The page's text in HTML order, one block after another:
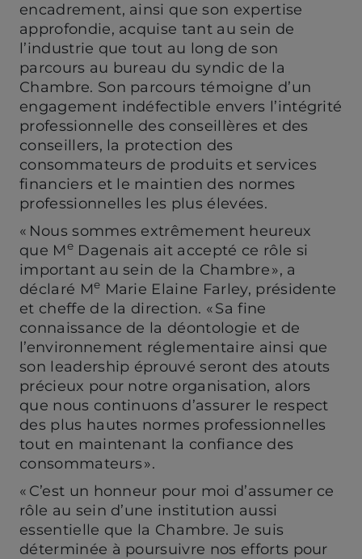
encadrement, ainsi que son expertise
approfondie, acquise tant au sein de
l’industrie que tout au long de son
parcours au bureau du syndic de la
Chambre. Son parcours témoigne d’un
engagement indéfectible envers l’intégrité
professionnelle des conseillères et des
conseillers, la protection des
consommateurs de produits et services
financiers et le maintien des normes
professionnelles les plus élevées.
« Nous sommes extrêmement heureux
que MeDagenais ait accepté ce rôle si
important au sein de la Chambre », a
déclaré Me Marie Elaine Farley, présidente
et cheffe de la direction. « Sa fine
connaissance de la déontologie et de
l’environnement réglementaire ainsi que
son leadership éprouvé seront des atouts
précieux pour notre organisation, alors
que nous continuons d’assurer le respect
des plus hautes normes professionnelles
tout en maintenant la confiance des
consommateurs ».
« C’est un honneur pour moi d’assumer ce
rôle au sein d’une institution aussi
essentielle que la Chambre. Je suis
déterminée à poursuivre nos efforts pour